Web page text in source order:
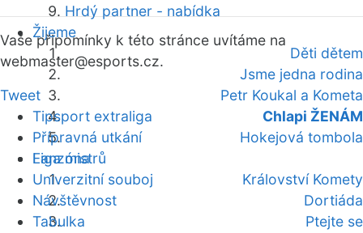
Hrdý partner - nabídka
Žijeme
Děti dětem
Jsme jedna rodina
Petr Koukal a Kometa
Chlapi ŽENÁM
Hokejová tombola
Fanzóna
Království Komety
Dortiáda
Ptejte se
Vaše připomínky k této stránce uvítáme na
webmaster@esports.cz.
Tweet
Tipsport extraliga
Přípravná utkání
Liga mistrů
Univerzitní souboj
Návštěvnost
Tabulka